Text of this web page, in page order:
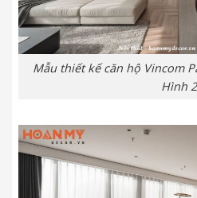
Mẫu thiết kế căn hộ Vincom
Hình 2